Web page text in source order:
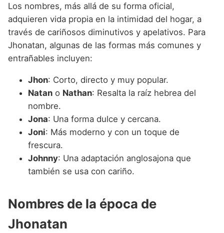
Los nombres, más allá de su forma oficial,
adquieren vida propia en la intimidad del hogar, a
través de cariñosos diminutivos y apelativos. Para
Jhonatan, algunas de las formas más comunes y
entrañables incluyen:
Jhon: Corto, directo y muy popular.
Natan o Nathan: Resalta la raíz hebrea del
nombre.
Jona: Una forma dulce y cercana.
Joni: Más moderno y con un toque de
frescura.
Johnny: Una adaptación anglosajona que
también se usa con cariño.
Nombres de la época de
Jhonatan